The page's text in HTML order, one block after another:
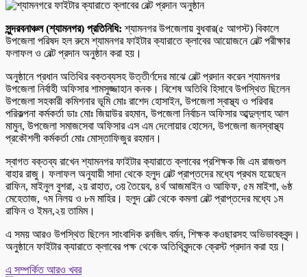
সুন্দরবনাঞ্চল (শ্যামনগর) প্রতিনিধি: শ্যামনগর উপজেলায় বুধবার(৫ আগস্ট) বিকালে
উপজেলা পরিষদ হল রুমে শ্যামনগর ফাইটার ক্যারাতে ক্লাবের আয়োজনে বেল্ট পরীক্ষার
ফলাফল ও বেল্ট প্রদান অনুষ্ঠান করা হয়।
অনুষ্ঠানে প্রধান অতিথির বক্তব্যসহ উত্তীর্ণদের মাঝে বেল্ট প্রদান করেন শ্যামনগর
উপজেলা নির্বাহী অফিসার শামসুজ্জাহান কনক। বিশেষ অতিথি হিসাবে উপস্থিত ছিলেন
উপজেলা সহকারী কমিশনার ভূমি মোঃ রাশেদ হোসাইন, উপজেলা স্বাস্থ্য ও পরিবার
পরিকল্পনা কর্মকর্তা ডাঃ মোঃ জিয়াউর রহমান, উপজেলা নির্বাচন অফিসার আব্দুল্লাহ আল
মামুন, উপজেলা সমাজসেবা অফিসার এস এম দেলোয়ার হোসেন, উপজেলা জনস্বাস্থ্য
প্রকৌশলী কর্মকর্তা মোঃ মোস্তাফিজুর রহমান।
স্বাগত বক্তব্য রাখেন শ্যামনগর ফাইটার ক্যারাতে ক্লাবের প্রশিক্ষক জি এম রাজগুল
বাহার রাজু। ফলাফল অনুযায়ী সাদা থেকে হলুদ বেল্ট প্রাপ্তদের মধ্যে প্রথম হয়েছেন
রাফিন, মাইনুল বুশরা, ২য় রাহাত, ৩য় তৈয়েব, ৪র্থ আজমাইন ও আফিফ, ৫ম মাইশা, ৬ষ্ঠ
মেহেতাজ, ৭ম নিলয় ও ৮ম মাহির। হলুদ বেল্ট থেকে কমলা বেল্ট প্রাপ্তদের মধ্যে ১ম
রাফিন ও ইমন,২য় তামিম।
এ সময় আরও উপস্থিত ছিলেন সাংবাদিক রনজিৎ বর্মন, শিক্ষক কওছারসহ অভিভাবকবৃন্দ।
অনুষ্ঠানে ফাইটার ক্যারাতে ক্লাবের পক্ষ থেকে অতিথিবৃন্দকে ক্রেস্ট প্রদান করা হয়।
এ সম্পর্কিত আরও খবর